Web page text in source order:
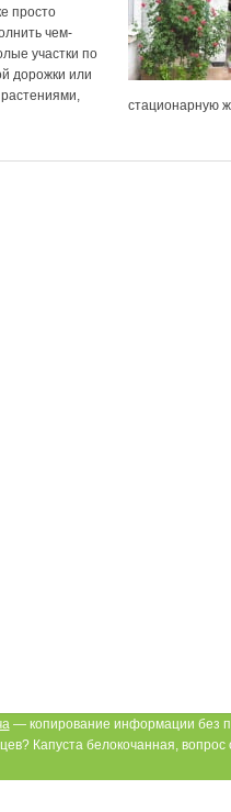
просто
чем-
участки по
дорожки или
стационарную
— копирование информации без
Капуста белокочанная, вопрос